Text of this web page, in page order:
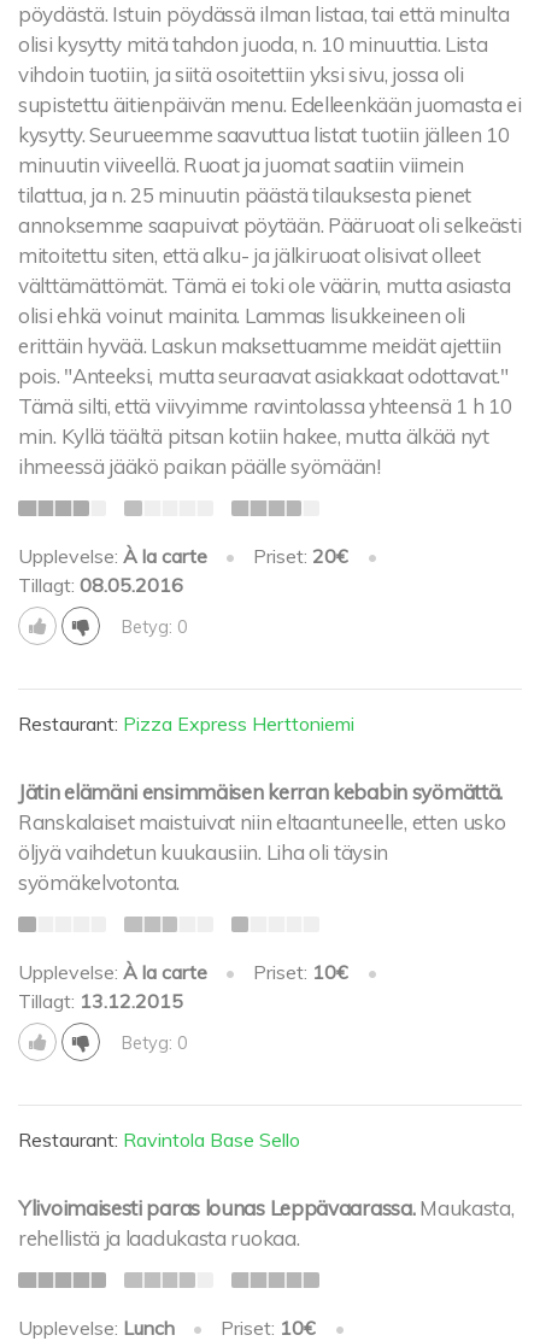
pöydästä. Istuin pöydässä ilman listaa, tai että minulta
olisi kysytty mitä tahdon juoda, n. 10 minuuttia. Lista
vihdoin tuotiin, ja siitä osoitettiin yksi sivu, jossa oli
supistettu äitienpäivän menu. Edelleenkään juomasta ei
kysytty. Seurueemme saavuttua listat tuotiin jälleen 10
minuutin viiveellä. Ruoat ja juomat saatiin viimein
tilattua, ja n. 25 minuutin päästä tilauksesta pienet
annoksemme saapuivat pöytään. Pääruoat oli selkeästi
mitoitettu siten, että alku- ja jälkiruoat olisivat olleet
välttämättömät. Tämä ei toki ole väärin, mutta asiasta
olisi ehkä voinut mainita. Lammas lisukkeineen oli
erittäin hyvää. Laskun maksettuamme meidät ajettiin
pois. "Anteeksi, mutta seuraavat asiakkaat odottavat."
Tämä silti, että viivyimme ravintolassa yhteensä 1 h 10
min. Kyllä täältä pitsan kotiin hakee, mutta älkää nyt
ihmeessä jääkö paikan päälle syömään!
Upplevelse: À la carte • Priset: 20€
•
Tillagt: 08.05.2016
Betyg: 0
Restaurant: Pizza Express Herttoniemi
Jätin elämäni ensimmäisen kerran kebabin syömättä.
Ranskalaiset maistuivat niin eltaantuneelle, etten usko
öljyä vaihdetun kuukausiin. Liha oli täysin
syömäkelvotonta.
Upplevelse: À la carte • Priset: 10€
•
Tillagt: 13.12.2015
Betyg: 0
Restaurant: Ravintola Base Sello
Ylivoimaisesti paras lounas Leppävaarassa. Maukasta,
rehellistä ja laadukasta ruokaa.
Upplevelse: Lunch • Priset: 10€
•